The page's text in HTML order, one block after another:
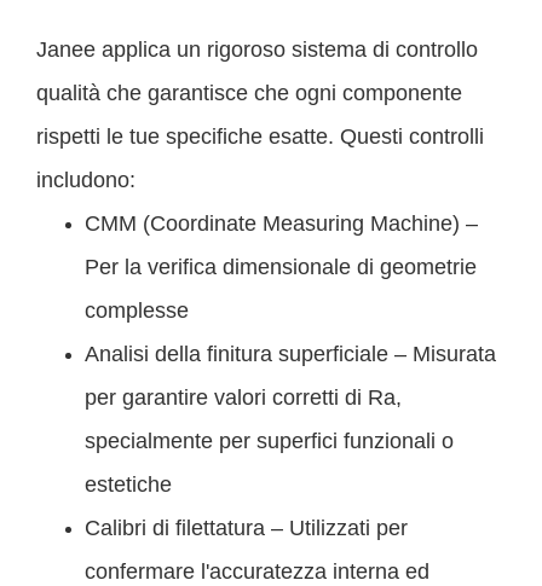
Janee applica un rigoroso sistema di controllo
qualità che garantisce che ogni componente
rispetti le tue specifiche esatte. Questi controlli
includono:
CMM (Coordinate Measuring Machine) –
Per la verifica dimensionale di geometrie
complesse
Analisi della finitura superficiale – Misurata
per garantire valori corretti di Ra,
specialmente per superfici funzionali o
estetiche
Calibri di filettatura – Utilizzati per
confermare l'accuratezza interna ed